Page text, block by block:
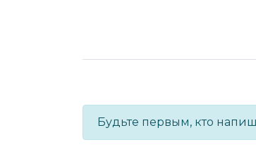
Будьте первым, кто